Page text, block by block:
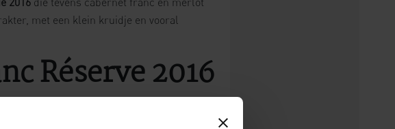
met een klein kruidje en vooral
Réserve 2016